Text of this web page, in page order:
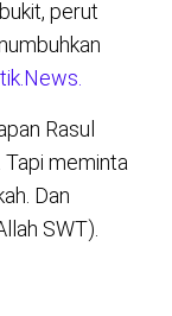
perut
Rasul
Tapi meminta
Dan
SWT).